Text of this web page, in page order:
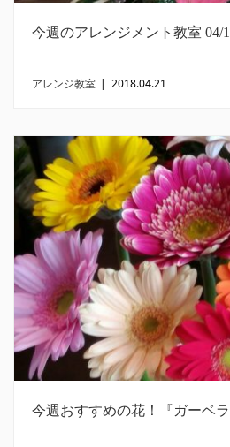
今週のアレンジメント教室 04/
アレンジ教室 | 2018.04.21
今週おすすめの花！『ガーベラ